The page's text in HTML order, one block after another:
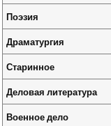
Поэзия
Драматургия
Старинное
Деловая литература
Военное дело